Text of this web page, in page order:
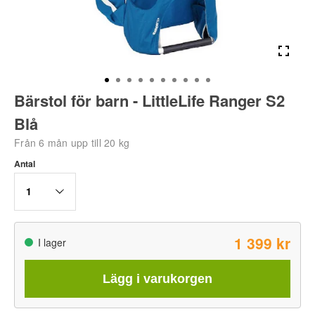
Bärstol för barn - LittleLife Ranger S2
Blå
Från 6 mån upp till 20 kg
Antal
1
I lager 1 399 kr
Lägg i varukorgen